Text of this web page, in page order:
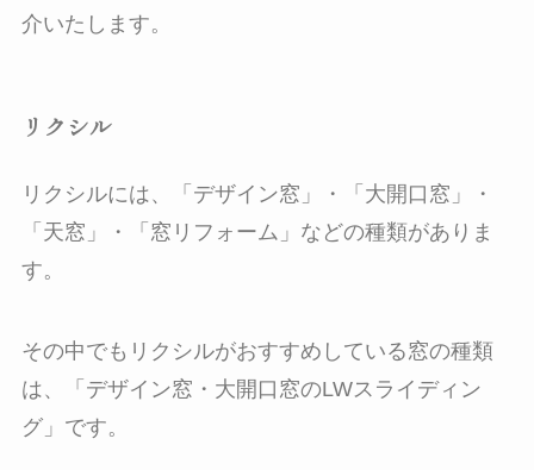
介いたします。
リクシル
リクシルには、「デザイン窓」・「大開口窓」・
「天窓」・「窓リフォーム」などの種類がありま
す。
その中でもリクシルがおすすめしている窓の種類
は、「デザイン窓・大開口窓のLWスライディン
グ」です。